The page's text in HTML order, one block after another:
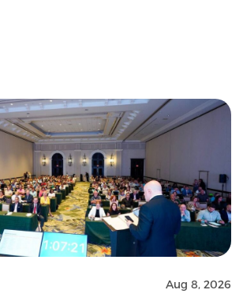
Aug 8, 2026